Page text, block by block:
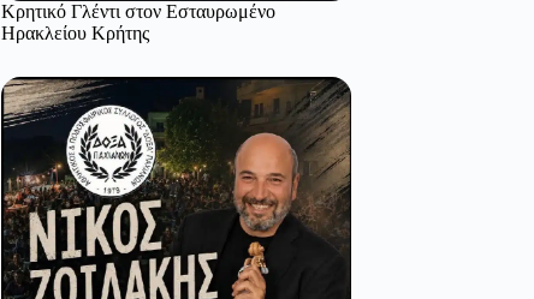
Κρητικό Γλέντι στον Εσταυρωμένο
Ηρακλείου Κρήτης